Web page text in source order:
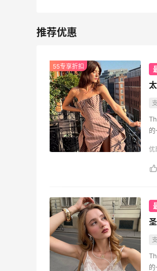
55专享折扣
08月07日
又去皮爷喝下午茶了，
呀
08月07日